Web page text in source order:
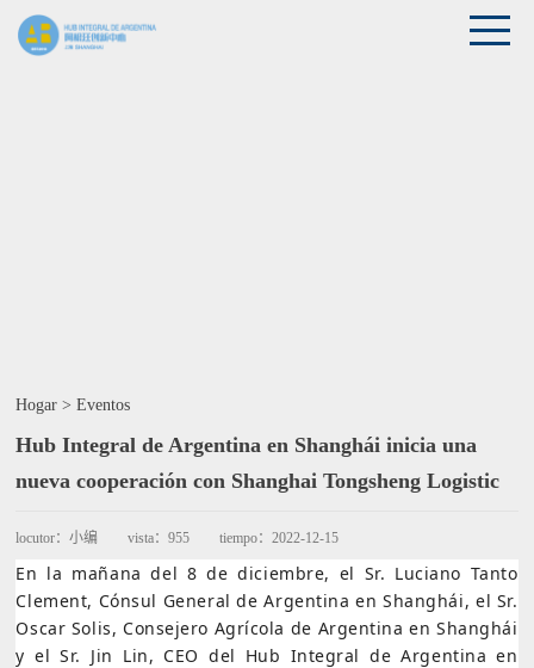
Hogar >Eventos
Hub Integral de Argentina en Shanghái inicia una
nueva cooperación con Shanghai Tongsheng Logistic
locutor：小编 vista：955 tiempo：2022-12-15
En la mañana del 8 de diciembre, el Sr. Luciano Tanto
Clement, Cónsul General de Argentina en Shanghái, el Sr.
Oscar Solis, Consejero Agrícola de Argentina en Shanghái
y el Sr. Jin Lin, CEO del Hub Integral de Argentina en